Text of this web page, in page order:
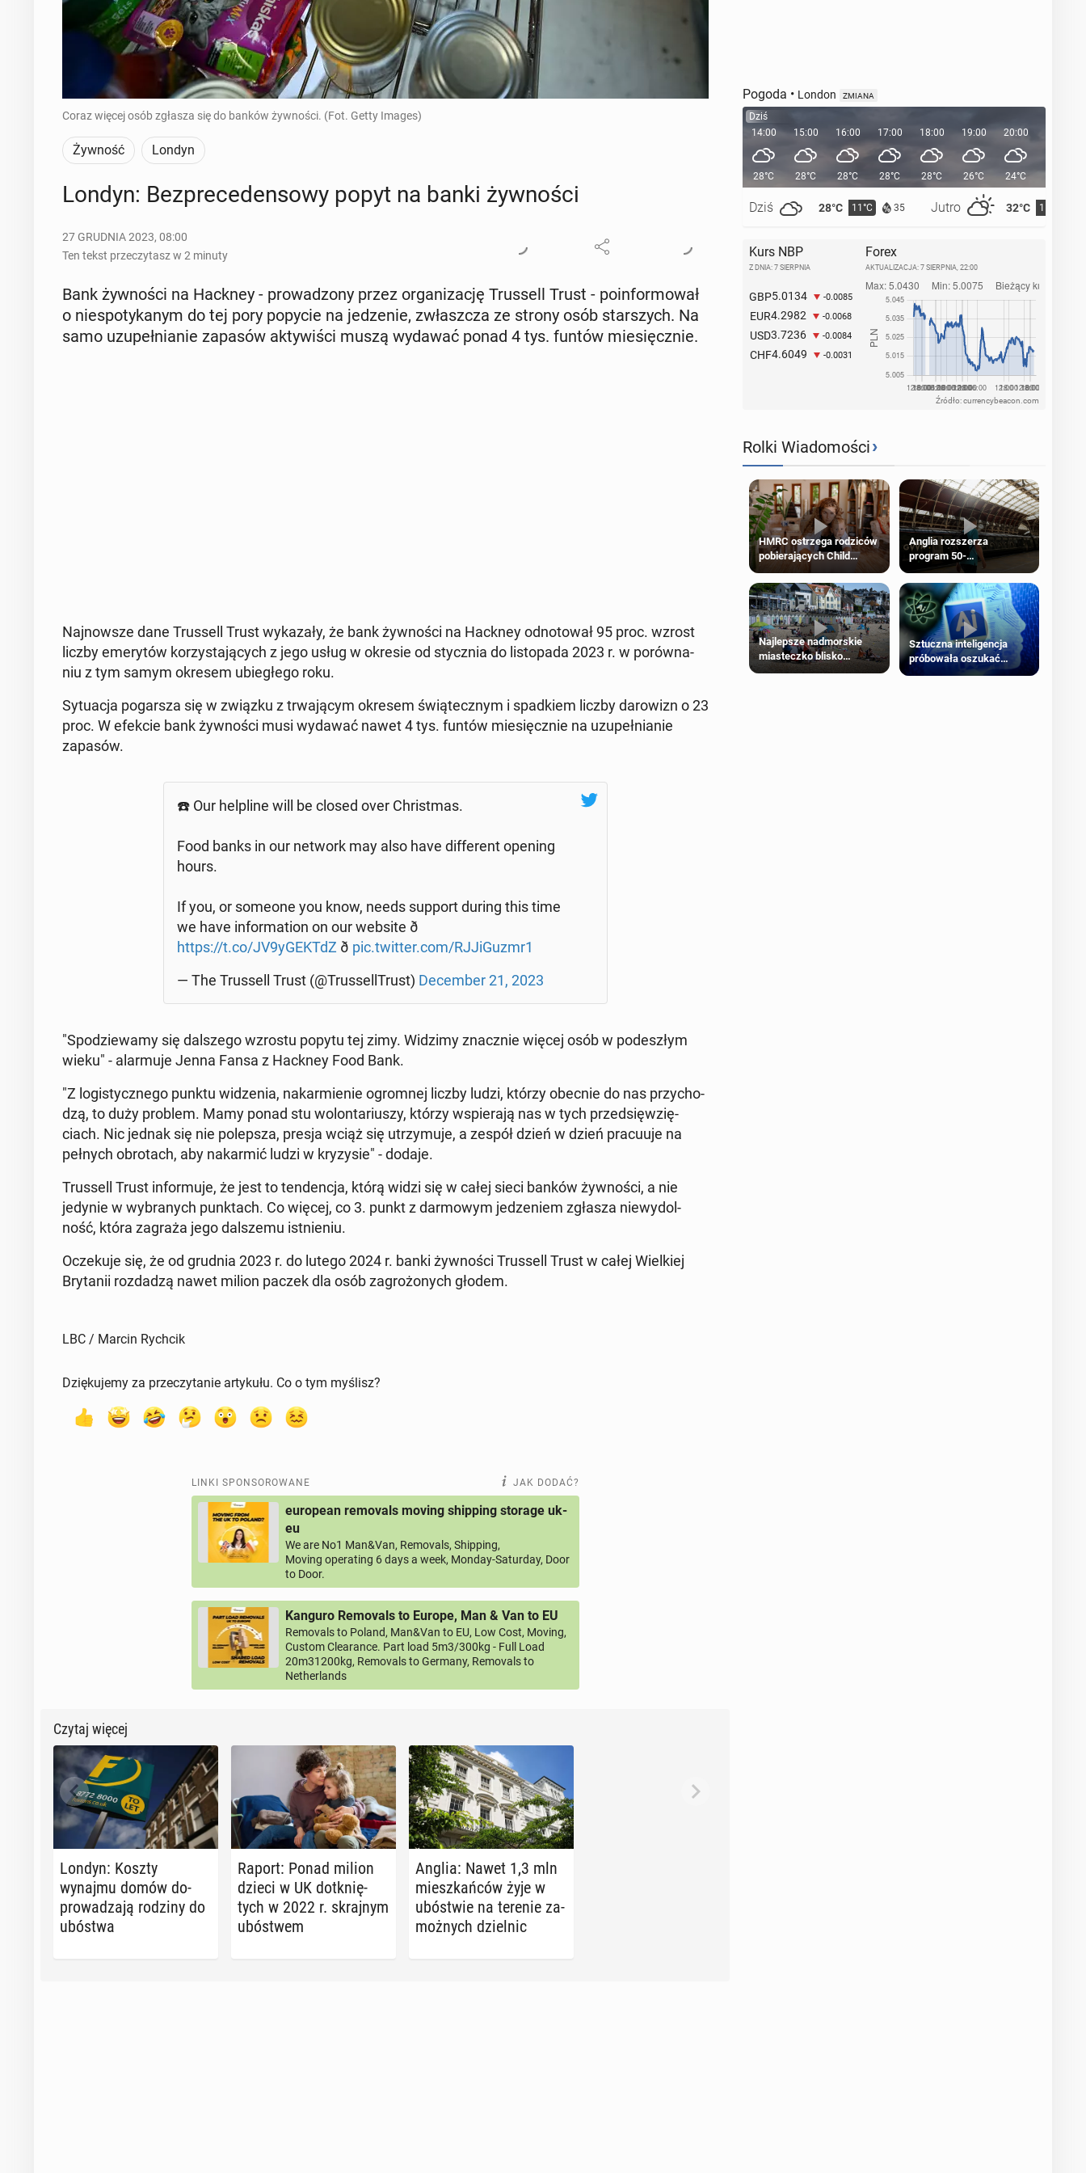
Coraz więcej osób zgłasza się do banków żywności. (Fot. Getty Images)
Żywność Londyn
Londyn: Bez­pre­ce­den­so­wy popyt na banki żyw­no­ści
27 GRUDNIA 2023, 08:00
Ten tekst przeczytasz w 2 minuty
Bank żyw­no­ści na Hackney - pro­wa­dzo­ny przez or­ga­ni­za­cję Trus­sell Trust - po­in­for­mo­wał
o nie­spo­ty­ka­nym do tej pory popycie na je­dze­nie, zwłasz­cza ze strony osób star­szych. Na
samo uzu­peł­nia­nie zapasów ak­ty­wi­ści muszą wydawać ponad 4 tys. funtów mie­sięcz­nie.
Naj­now­sze dane Trus­sell Trust wy­ka­za­ły, że bank żyw­no­ści na Hackney od­no­to­wał 95 proc. wzrost
liczby eme­ry­tów ko­rzy­sta­ją­cych z jego usług w okresie od stycz­nia do li­sto­pa­da 2023 r. w po­rów­na­
niu z tym samym okresem ubie­głe­go roku.
Sy­tu­acja po­gar­sza się w związku z trwa­ją­cym okresem świą­tecz­nym i spad­kiem liczby da­ro­wizn o 23
proc. W efekcie bank żyw­no­ści musi wydawać nawet 4 tys. funtów mie­sięcz­nie na uzu­peł­nia­nie
zapasów.
☎️ Our hel­pli­ne will be closed over Chri­st­mas.
Food banks in our network may also have dif­fe­rent opening
hours.
If you, or someone you know, needs support during this time
we have in­for­ma­tion on our website ð
https://t.co/JV9yGEKTdZ ð pic.twitter.com/RJJi­Gu­zmr1
— The Trus­sell Trust (@Trus­sel­l­Trust) De­cem­ber 21, 2023
"Spo­dzie­wa­my się dal­sze­go wzrostu popytu tej zimy. Widzimy znacz­nie więcej osób w po­de­szłym
wieku" - alar­mu­je Jenna Fansa z Hackney Food Bank.
"Z lo­gi­stycz­ne­go punktu wi­dze­nia, na­kar­mie­nie ogrom­nej liczby ludzi, którzy obecnie do nas przy­cho­
dzą, to duży problem. Mamy ponad stu wo­lon­ta­riu­szy, którzy wspie­ra­ją nas w tych przed­się­wzię­
ciach. Nic jednak się nie po­lep­sza, presja wciąż się utrzy­mu­je, a zespół dzień w dzień pra­cu­uje na
pełnych ob­ro­tach, aby na­kar­mić ludzi w kry­zy­sie" - dodaje.
Trus­sell Trust in­for­mu­je, że jest to ten­den­cja, którą widzi się w całej sieci banków żyw­no­ści, a nie
jedynie w wy­bra­nych punk­tach. Co więcej, co 3. punkt z dar­mo­wym je­dze­niem zgłasza nie­wy­dol­
ność, która zagraża jego dal­sze­mu ist­nie­niu.
Ocze­ku­je się, że od grudnia 2023 r. do lutego 2024 r. banki żyw­no­ści Trus­sell Trust w całej Wiel­kiej
Bry­ta­nii roz­da­dzą nawet milion paczek dla osób za­gro­żo­nych głodem.
LBC / Marcin Rychcik
Dziękujemy za przeczytanie artykułu. Co o tym myślisz?
LINKI SPONSOROWANE JAK DODAĆ?
european removals moving shipping storage uk-
eu
We are No1 Man&Van, Removals, Shipping,
Moving operating 6 days a week, Monday-Saturday, Door
to Door.
Kanguro Removals to Europe, Man & Van to EU
Removals to Poland, Man&Van to EU, Low Cost, Moving,
Custom Clearance. Part load 5m3/300kg - Full Load
20m31200kg, Removals to Germany, Removals to
Netherlands
Czytaj więcej
Londyn: Koszty
wynajmu domów do­
pro­wa­dza­ją rodziny do
ubóstwa
Raport: Ponad milion
dzieci w UK do­tknię­
tych w 2022 r. skraj­nym
ubó­stwem
Anglia: Nawet 1,3 mln
miesz­kań­ców żyje w
ubó­stwie na terenie za­
moż­nych dziel­nic
Pogoda • London ZMIANA
Dziś
14:00
28°C
Dziś 28°C 11°C 35 Jutro 32°C 15°C
15:00
28°C
16:00
28°C
17:00
28°C
18:00
28°C
19:00
26°C
20:00
24°C
Kurs NBP
Z DNIA: 7 SIERPNIA
GBP5.0134 -0.0085
EUR4.2982 -0.0068
USD3.7236 -0.0084
CHF4.6049 -0.0031
Forex
AKTUALIZACJA: 7 SIERPNIA, 22:00
Źródło: currencybeacon.com
Rolki Wiadomości›
HMRC ostrzega rodziców
pobierających Child
Benefit. Mogą być
zobowiązani do zwrotu
zasiłku
Anglia rozszerza
program 50-
procentowych zniżek
kolejowych na 18-latków
Najlepsze nadmorskie
miasteczko blisko
Sztuczna inteligencja
próbowała oszukać
człowieka